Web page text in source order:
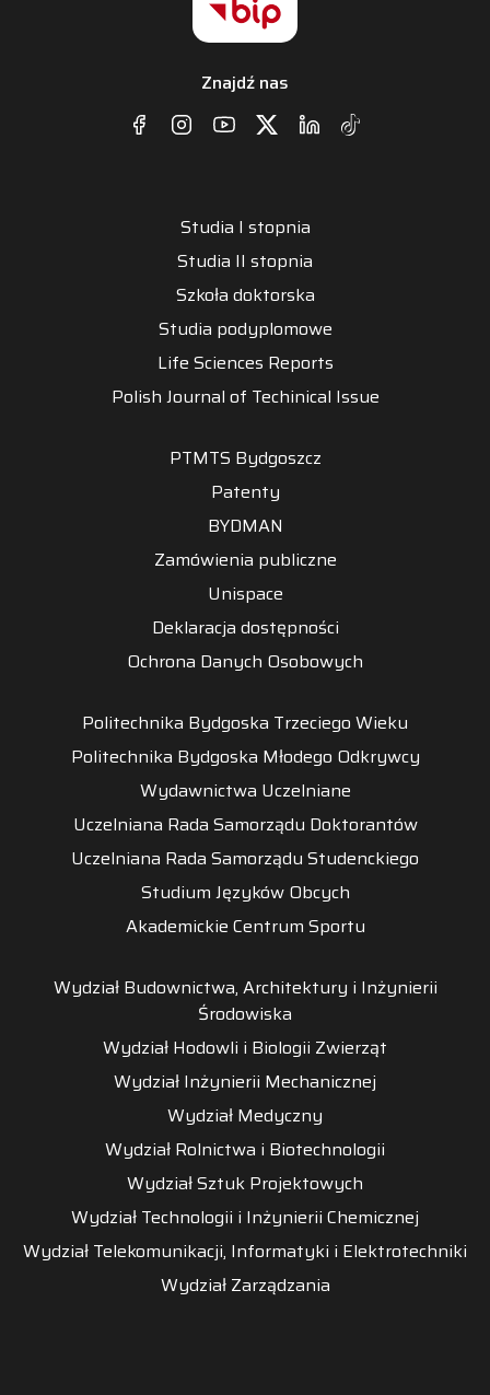
Znajdź nas
Studia I stopnia
Studia II stopnia
Szkoła doktorska
Studia podyplomowe
Life Sciences Reports
Polish Journal of Techinical Issue
PTMTS Bydgoszcz
Patenty
BYDMAN
Zamówienia publiczne
Unispace
Deklaracja dostępności
Ochrona Danych Osobowych
Politechnika Bydgoska Trzeciego Wieku
Politechnika Bydgoska Młodego Odkrywcy
Wydawnictwa Uczelniane
Uczelniana Rada Samorządu Doktorantów
Uczelniana Rada Samorządu Studenckiego
Studium Języków Obcych
Akademickie Centrum Sportu
Wydział Budownictwa, Architektury i Inżynierii
Środowiska
Wydział Hodowli i Biologii Zwierząt
Wydział Inżynierii Mechanicznej
Wydział Medyczny
Wydział Rolnictwa i Biotechnologii
Wydział Sztuk Projektowych
Wydział Technologii i Inżynierii Chemicznej
Wydział Telekomunikacji, Informatyki i Elektrotechniki
Wydział Zarządzania